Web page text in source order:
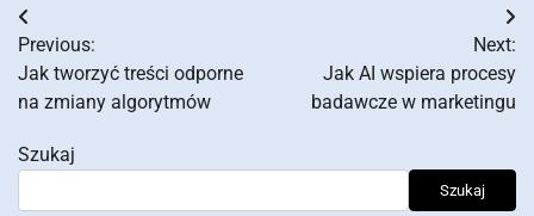
Nawigacja
wpisu
Previous:
Jak tworzyć treści odporne
na zmiany algorytmów
Next:
Jak AI wspiera procesy
badawcze w marketingu
Szukaj
Szukaj